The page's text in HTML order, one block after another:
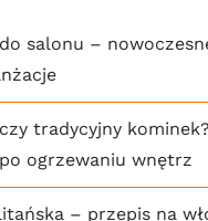
salonu –
tradycyjny kominek?
ogrzewaniu wnętrz
– przepis na